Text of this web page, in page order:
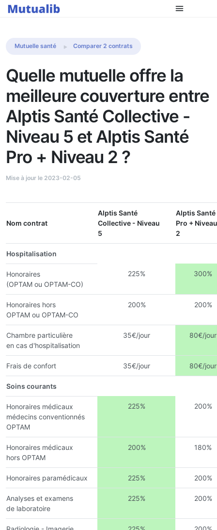
Comparer les mutuelles
Mutuelle santé Comparer 2 contrats
Quelle mutuelle offre la
meilleure couverture entre
Alptis Santé Collective -
Niveau 5 et Alptis Santé
Pro + Niveau 2 ?
Mise à jour le 2023-02-05
Nom contrat
Alptis Santé
Collective - Niveau
5
Alptis Santé
Pro + Niveau
2
Hospitalisation
Honoraires
(OPTAM ou OPTAM-CO)
225% 300%
Honoraires hors
OPTAM ou OPTAM-CO
200% 200%
Chambre particulière
en cas d'hospitalisation
35€/jour 80€/jour
Frais de confort 35€/jour 80€/jour
Soins courants
Honoraires médicaux
médecins conventionnés
OPTAM
225% 200%
Honoraires médicaux
hors OPTAM
200% 180%
Honoraires paramédicaux 225% 200%
Analyses et examens
de laboratoire
225% 200%